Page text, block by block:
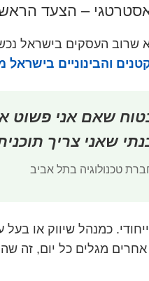
– הצעד
שרוב העסקים בישראל
בטוח שאם אני
שאני צריך
טכנולוגיה בתל אביב
ייחודי. כמנהל שיווק או
מגלים כל יום, זה